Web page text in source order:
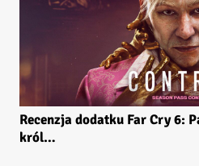
Recenzja dodatku Far Cry 6:
król…